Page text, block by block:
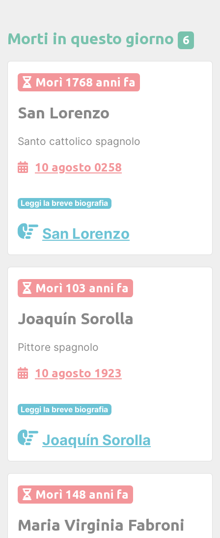
Morti in questo giorno 6
Morì 1768 anni fa
San Lorenzo
Santo cattolico spagnolo
10 agosto 0258
Leggi la breve biografia
San Lorenzo
Morì 103 anni fa
Joaquín Sorolla
Pittore spagnolo
10 agosto 1923
Leggi la breve biografia
Joaquín Sorolla
Morì 148 anni fa
Maria Virginia Fabroni